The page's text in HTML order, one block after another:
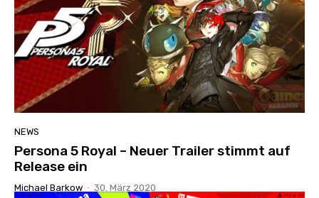
NEWS
Persona 5 Royal – Neuer Trailer stimmt auf
Release ein
Michael Barkow - 30. März 2020